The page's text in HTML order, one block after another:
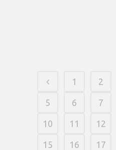
1 2
5 6 7
10 11 12
15 16 17